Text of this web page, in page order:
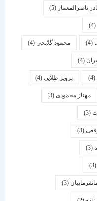
(5)
محمود گلابچی(4)
پرویز طلایی(4)
محمودی(3)
(3)